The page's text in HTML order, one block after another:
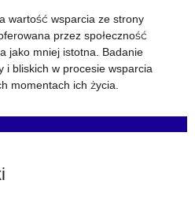
wartość wsparcia ze strony
przez społeczność
jako mniej istotna. Badanie
i bliskich w procesie wsparcia
momentach ich życia.